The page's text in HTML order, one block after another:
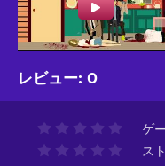
レビュー: 0
ゲ
ス